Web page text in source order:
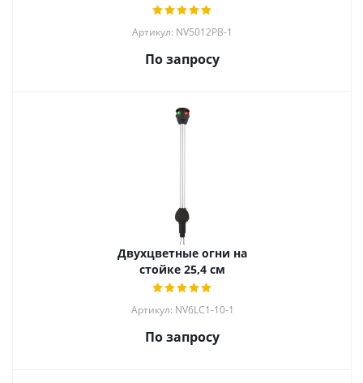
Артикул: NV5012PB-1
По запросу
Двухцветные огни на
стойке 25,4 см
Артикул: NV6LC1-10-1
По запросу